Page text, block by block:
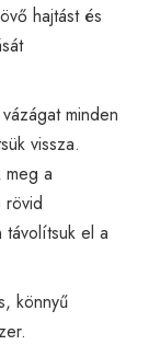
hajtást és
minden
vissza.
meg a
rövid
távolítsuk el a
könnyű